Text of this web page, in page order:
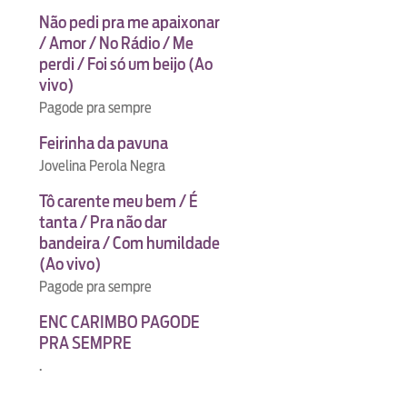
Não pedi pra me apaixonar
/ Amor / No Rádio / Me
perdi / Foi só um beijo (Ao
vivo)
Pagode pra sempre
Feirinha da pavuna
Jovelina Perola Negra
Tô carente meu bem / É
tanta / Pra não dar
bandeira / Com humildade
(Ao vivo)
Pagode pra sempre
ENC CARIMBO PAGODE
PRA SEMPRE
.